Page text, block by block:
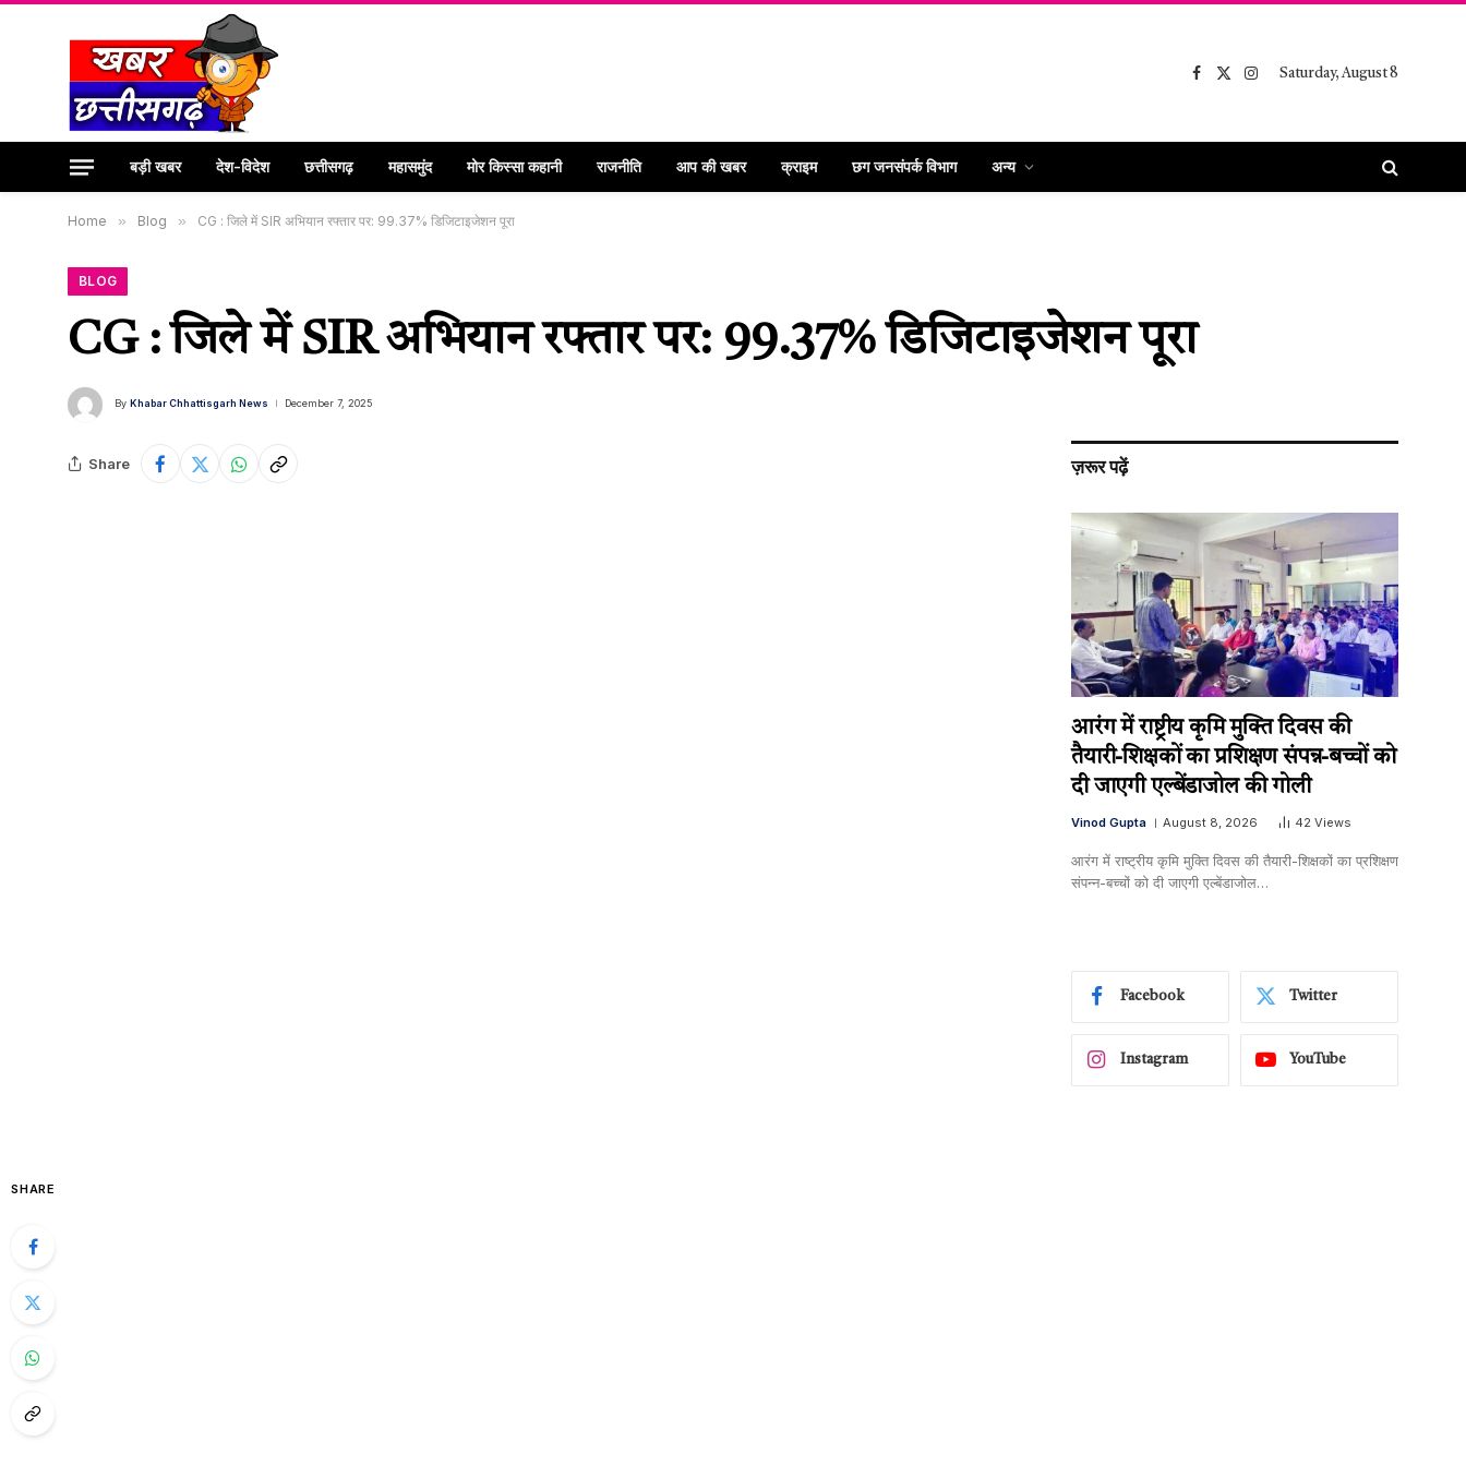
Facebook
X
Instagram
Saturday, August 8
बड़ी खबर देश-विदेश छत्तीसगढ़ महासमुंद मोर किस्सा कहानी राजनीति आप की खबर क्राइम छग जनसंपर्क विभाग अन्य
Home » Blog » CG : जिले में SIR अभियान रफ्तार पर: 99.37% डिजिटाइजेशन पूरा
BLOG
CG : जिले में SIR अभियान रफ्तार पर: 99.37% डिजिटाइजेशन पूरा
By Khabar Chhattisgarh News December 7, 2025
Share
SHARE
ज़रूर पढ़ें
आरंग में राष्ट्रीय कृमि मुक्ति दिवस की
तैयारी-शिक्षकों का प्रशिक्षण संपन्न-बच्चों को
दी जाएगी एल्बेंडाजोल की गोली
Vinod Gupta August 8, 2026 42 Views
आरंग में राष्ट्रीय कृमि मुक्ति दिवस की तैयारी-शिक्षकों का प्रशिक्षण
संपन्न-बच्चों को दी जाएगी एल्बेंडाजोल…
Facebook Twitter
Instagram YouTube